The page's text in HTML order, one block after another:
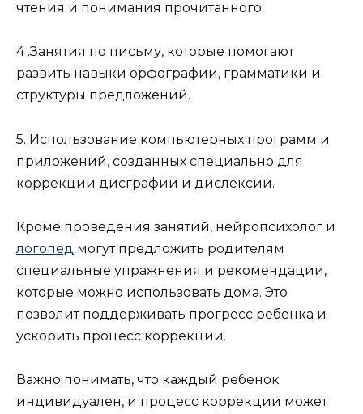
чтения и понимания прочитанного.
4 .Занятия по письму, которые помогают
развить навыки орфографии, грамматики и
структуры предложений.
5. Использование компьютерных программ и
приложений, созданных специально для
коррекции дисграфии и дислексии.
Кроме проведения занятий, нейропсихолог и
логопед могут предложить родителям
специальные упражнения и рекомендации,
которые можно использовать дома. Это
позволит поддерживать прогресс ребенка и
ускорить процесс коррекции.
Важно понимать, что каждый ребенок
индивидуален, и процесс коррекции может